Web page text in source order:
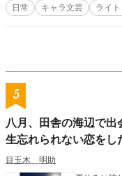
日常 キャラ文芸 ライ
5
八月、田舎の海辺で
生忘れられない恋をし
目玉木 明助